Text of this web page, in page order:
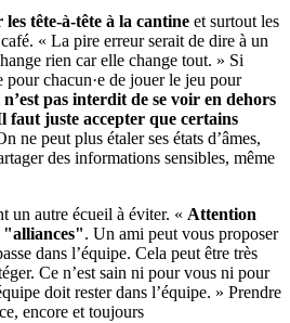
les tête-à-tête à la cantine et surtout les
« La pire erreur serait de dire à un
rien car elle change tout. » Si
chacun·e de jouer le jeu pour
pas interdit de se voir en dehors
faut juste accepter que certains
ne peut plus étaler ses états d’âmes,
des informations sensibles, même
un autre écueil à éviter. « Attention
"alliances". Un ami peut vous proposer
dans l’équipe. Cela peut être très
Ce n’est sain ni pour vous ni pour
doit rester dans l’équipe. » Prendre
encore et toujours